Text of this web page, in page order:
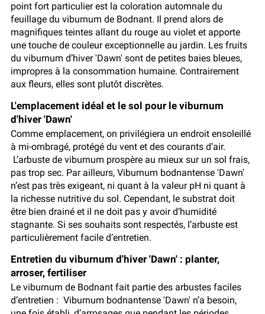
point fort particulier est la coloration automnale du
feuillage du viburnum de Bodnant. Il prend alors de
magnifiques teintes allant du rouge au violet et apporte
une touche de couleur exceptionnelle au jardin. Les fruits
du viburnum d’hiver 'Dawn' sont de petites baies bleues,
impropres à la consommation humaine. Contrairement
aux fleurs, elles sont plutôt discrètes.
L'emplacement idéal et le sol pour le viburnum
d'hiver 'Dawn'
Comme emplacement, on privilégiera un endroit ensoleillé
à mi-ombragé, protégé du vent et des courants d’air.
L’arbuste de viburnum prospère au mieux sur un sol frais,
pas trop sec. Par ailleurs, Viburnum bodnantense 'Dawn'
n’est pas très exigeant, ni quant à la valeur pH ni quant à
la richesse nutritive du sol. Cependant, le substrat doit
être bien drainé et il ne doit pas y avoir d’humidité
stagnante. Si ses souhaits sont respectés, l’arbuste est
particulièrement facile d’entretien.
Entretien du viburnum d'hiver 'Dawn' : planter,
arroser, fertiliser
Le viburnum de Bodnant fait partie des arbustes faciles
d’entretien : Viburnum bodnantense 'Dawn' n’a besoin,